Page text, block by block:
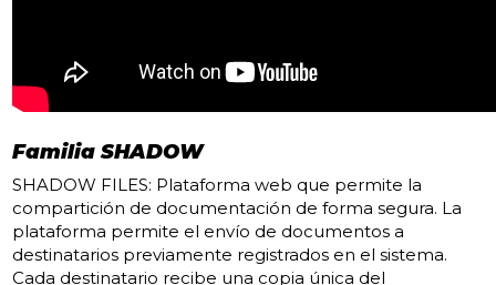
Familia SHADOW
SHADOW FILES: Plataforma web que permite la
compartición de documentación de forma segura. La
plataforma permite el envío de documentos a
destinatarios previamente registrados en el sistema.
Cada destinatario recibe una copia única del